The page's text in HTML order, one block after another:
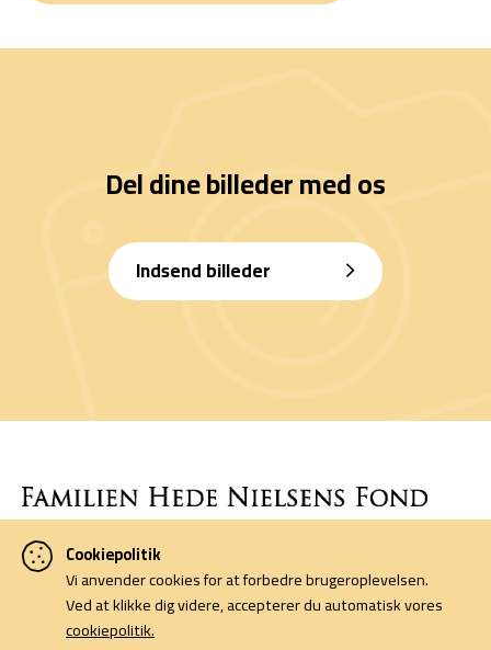
Del dine billeder med os
Indsend billeder
Denne side er finansieret af Familien Hede Nielsens Fond og drives
af foreningen Horsens Billeders Venner.
Cookiepolitik
Vi anvender cookies for at forbedre brugeroplevelsen.
Ved at klikke dig videre, accepterer du automatisk vores
cookiepolitik.